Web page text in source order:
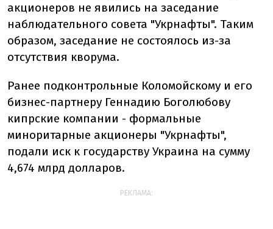
акционеров не явились на заседание
наблюдательного совета "Укрнафты". Таким
образом, заседание не состоялось из-за
отсутствия кворума.
Ранее подконтрольные Коломойскому и его
бизнес-партнеру Геннадию Боголюбову
кипрские компании - формальные
миноритарные акционеры "Укрнафты",
подали иск к государству Украина на сумму
4,674 млрд долларов.
РЕКЛАМА: